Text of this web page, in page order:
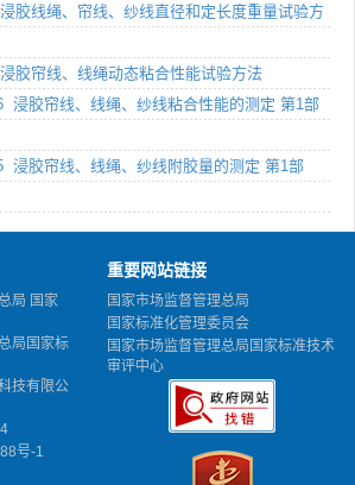
胶线绳、帘线、纱线直径和定长度重量试验方
胶帘线、线绳动态粘合性能试验方法
浸胶帘线、线绳、纱线粘合性能的测定 第1部
浸胶帘线、线绳、纱线附胶量的测定 第1部
局 国家
局国家标
技有限公
号-1
重要网站链接
国家市场监督管理总局
国家标准化管理委员会
国家市场监督管理总局国家标准技术
审评中心